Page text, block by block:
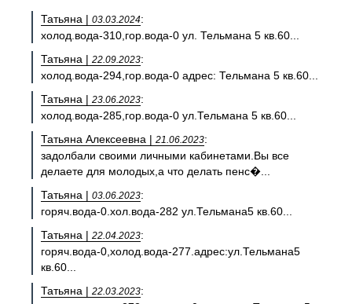
Татьяна | 03.03.2024:
холод.вода-310,гор.вода-0 ул. Тельмана 5 кв.60...
Татьяна | 22.09.2023:
холод.вода-294,гор.вода-0 адрес: Тельмана 5 кв.60...
Татьяна | 23.06.2023:
холод.вода-285,гор.вода-0 ул.Тельмана 5 кв.60...
Татьяна Алексеевна | 21.06.2023:
задолбали своими личными кабинетами.Вы все
делаете для молодых,а что делать пенс�...
Татьяна | 03.06.2023:
горяч.вода-0.хол.вода-282 ул.Тельмана5 кв.60...
Татьяна | 22.04.2023:
горяч.вода-0,холод.вода-277.адрес:ул.Тельмана5
кв.60...
Татьяна | 22.03.2023: